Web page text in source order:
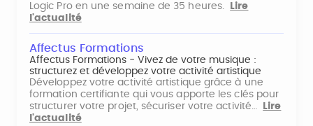
Logic Pro en une semaine de 35 heures.
Lire
l'actualité
Affectus Formations
Affectus Formations - Vivez de votre musique :
structurez et développez votre activité artistique
Développez votre activité artistique grâce à une
formation certifiante qui vous apporte les clés pour
structurer votre projet, sécuriser votre activité…
Lire
l'actualité